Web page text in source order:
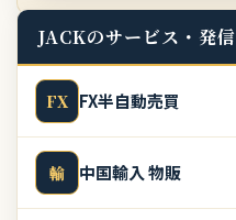
JACKのサービス・発信
FX FX半自動売買
輸 中国輸入 物販